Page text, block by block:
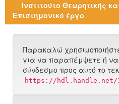
Ινστιτούτο Θεωρητικής
Επιστημονικό έργο
Παρακαλώ
για να παραπέμψετε ή να
σύνδεσμο προς αυτό το
https://hdl.handle.net/